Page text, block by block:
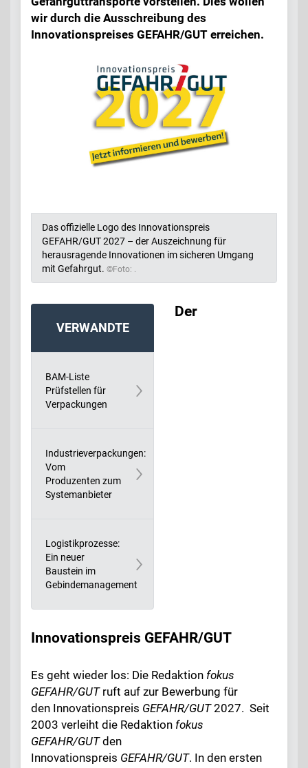
wir durch die Ausschreibung des
Innovationspreises GEFAHR/GUT erreichen.
Das offizielle Logo des Innovationspreis
GEFAHR/GUT 2027 – der Auszeichnung für
herausragende Innovationen im sicheren Umgang
mit Gefahrgut. ©Foto: .
VERWANDTE
BEITRÄGE:
BAM-Liste
Prüfstellen für
Verpackungen
Industrieverpackungen:
Vom
Produzenten zum
Systemanbieter
Logistikprozesse:
Ein neuer
Baustein im
Gebindemanagement
Der
Innovationspreis GEFAHR/GUT
Es geht wieder los: Die Redaktion fokus
GEFAHR/GUTruft auf zur Bewerbung für
den Innovationspreis GEFAHR/GUT2027. Seit
2003 verleiht die Redaktion fokus
GEFAHR/GUTden
Innovationspreis GEFAHR/GUT. In den ersten